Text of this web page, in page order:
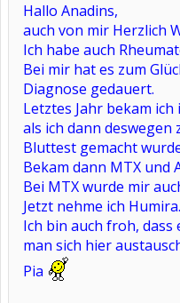
Hallo Anadins,
auch von mir Herzlich
Ich habe auch
Bei mir hat es zum
Diagnose gedauert.
Letztes Jahr bekam
als ich dann
Bluttest gemacht
Bekam dann MTX und
Bei MTX wurde mir
Jetzt nehme ich Humira.
Ich bin auch froh, dass
man sich hier
Pia